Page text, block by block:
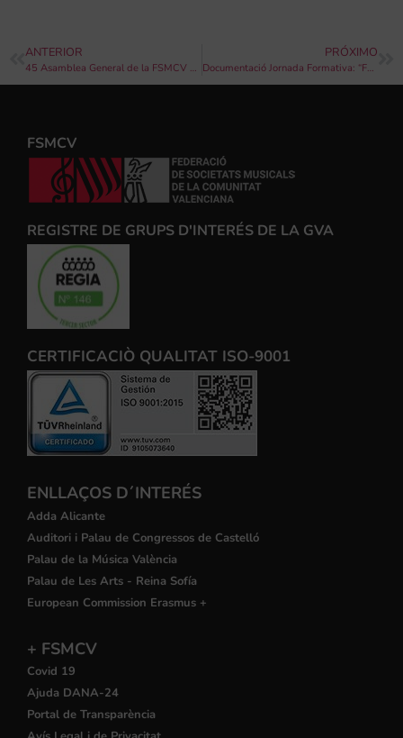
ANTERIOR
45 Asamblea General de la FSMCV 2013
PRÓXIMO
Documentació Jornada Formativa: “Funcionament de Juntes Directives de Societats Musicals”
FSMCV
REGISTRE DE GRUPS D'INTERÉS DE LA GVA
CERTIFICACIÒ QUALITAT ISO-9001
ENLLAÇOS D´INTERÉS
Adda Alicante
Auditori i Palau de Congressos de Castelló
Palau de la Música València
Palau de Les Arts - Reina Sofía
European Commission Erasmus +
+ FSMCV
Covid 19
Ajuda DANA-24
Portal de Transparència